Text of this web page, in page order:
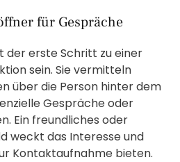
für Gespräche
der erste Schritt zu einer
sein. Sie vermitteln
über die Person hinter dem
Gespräche oder
Ein freundliches oder
weckt das Interesse und
Kontaktaufnahme bieten.